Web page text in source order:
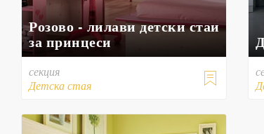
Розово - лилави детски стаи
за принцеси

секция
Детска стая